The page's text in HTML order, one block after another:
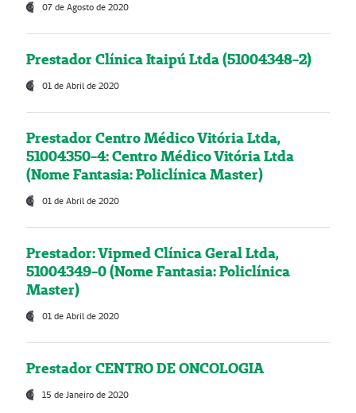
07 de Agosto de 2020
Prestador Clínica Itaipú Ltda (51004348-2)
01 de Abril de 2020
Prestador Centro Médico Vitória Ltda,
51004350-4: Centro Médico Vitória Ltda
(Nome Fantasia: Policlínica Master)
01 de Abril de 2020
Prestador: Vipmed Clínica Geral Ltda,
51004349-0 (Nome Fantasia: Policlínica
Master)
01 de Abril de 2020
Prestador CENTRO DE ONCOLOGIA
15 de Janeiro de 2020